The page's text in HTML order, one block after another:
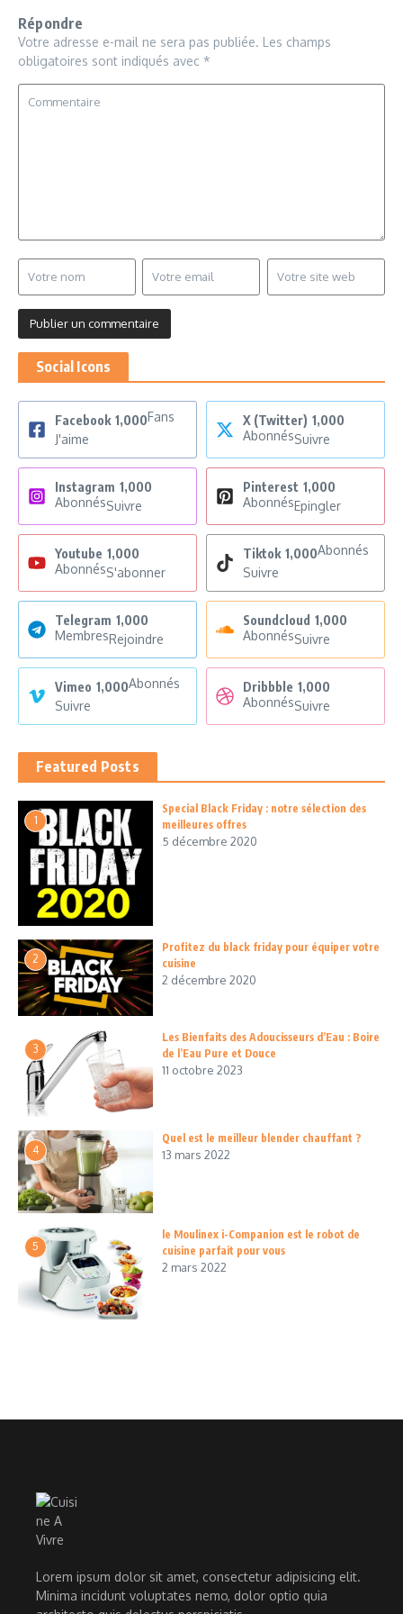
Répondre
Votre adresse e-mail ne sera pas publiée. Les champs
obligatoires sont indiqués avec *
Social Icons
Facebook 1,000Fans
J'aime
X (Twitter) 1,000
AbonnésSuivre
Instagram 1,000
AbonnésSuivre
Pinterest 1,000
AbonnésEpingler
Youtube 1,000
AbonnésS'abonner
Tiktok 1,000Abonnés
Suivre
Telegram 1,000
MembresRejoindre
Soundcloud 1,000
AbonnésSuivre
Vimeo 1,000Abonnés
Suivre
Dribbble 1,000
AbonnésSuivre
Featured Posts
1
Special Black Friday : notre sélection des
meilleures offres
5 décembre 2020
2
Profitez du black friday pour équiper votre
cuisine
2 décembre 2020
3
Les Bienfaits des Adoucisseurs d’Eau : Boire
de l’Eau Pure et Douce
11 octobre 2023
4
Quel est le meilleur blender chauffant ?
13 mars 2022
5
le Moulinex i-Companion est le robot de
cuisine parfait pour vous
2 mars 2022
Lorem ipsum dolor sit amet, consectetur adipisicing elit.
Minima incidunt voluptates nemo, dolor optio quia